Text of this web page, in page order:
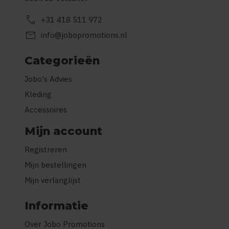
call +31 418 511 972
mail info@jobopromotions.nl
Categorieën
Jobo's Advies
Kleding
Accessoires
Mijn account
Registreren
Mijn bestellingen
Mijn verlanglijst
Informatie
Over Jobo Promotions